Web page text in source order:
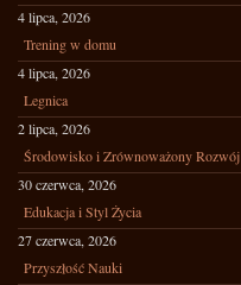
4 lipca, 2026
Trening w domu
4 lipca, 2026
Legnica
2 lipca, 2026
Środowisko i Zrównoważony Rozwój
30 czerwca, 2026
Edukacja i Styl Życia
27 czerwca, 2026
Przyszłość Nauki